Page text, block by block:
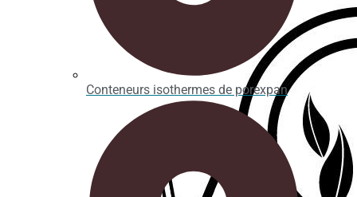
Conteneurs isothermes de porexpan